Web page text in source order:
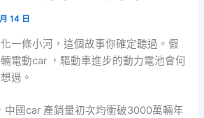
14 日
一條小河，這個故事你確定聽過。假
電動car ，驅動車進步的動力電池會何
過。
中國car 產銷量初次均衝破3000萬輛年